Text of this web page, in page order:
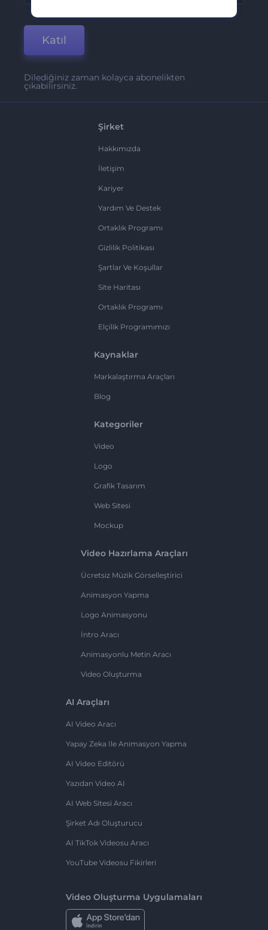
Katıl
Dilediğiniz zaman kolayca abonelikten
çıkabilirsiniz.
Şirket
Hakkımızda
İletişim
Kariyer
Yardım Ve Destek
Ortaklık Programı
Gizlilik Politikası
Şartlar Ve Koşullar
Site Haritası
Ortaklık Programı
Elçilik Programımızı
Kaynaklar
Markalaştırma Araçları
Blog
Kategoriler
Video
Logo
Grafik Tasarım
Web Sitesi
Mockup
Video Hazırlama Araçları
Ücretsiz Müzik Görselleştirici
Animasyon Yapma
Logo Animasyonu
İntro Aracı
Animasyonlu Metin Aracı
Video Oluşturma
AI Araçları
AI Video Aracı
Yapay Zeka Ile Animasyon Yapma
AI Video Editörü
Yazıdan Video AI
AI Web Sitesi Aracı
Şirket Adı Oluşturucu
AI TikTok Videosu Aracı
YouTube Videosu Fikirleri
Video Oluşturma Uygulamaları